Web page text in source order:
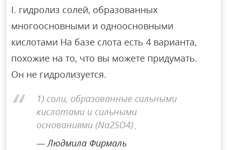
I. гидролиз солей, образованных
многоосновными и одноосновными
кислотами На базе слота есть 4 варианта,
похожие на то, что вы можете придумать.
Он не гидролизуется.
1) соли, образованные сильными
кислотами и сильными
основаниями (Na2SO4)、
Людмила Фирмаль